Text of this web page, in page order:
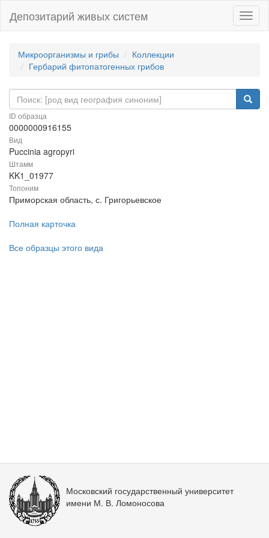
Депозитарий живых систем
Микроорганизмы и грибы
Коллекции
Гербарий фитопатогенных грибов
ID образца
0000000916155
Вид
Puccinia agropyri
Штамм
KK1_01977
Топоним
Приморская область, с. Григорьевское
Полная карточка
Все образцы этого вида
Московский государственный университет
имени М. В. Ломоносова